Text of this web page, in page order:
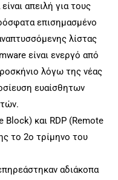
απειλή για τους
επισημασμένο
λίστας
είναι ενεργό από
λόγω της νέας
ευαίσθητων
Block) και RDP (Remote
το 2ο τρίμηνο του
αδιάκοπα